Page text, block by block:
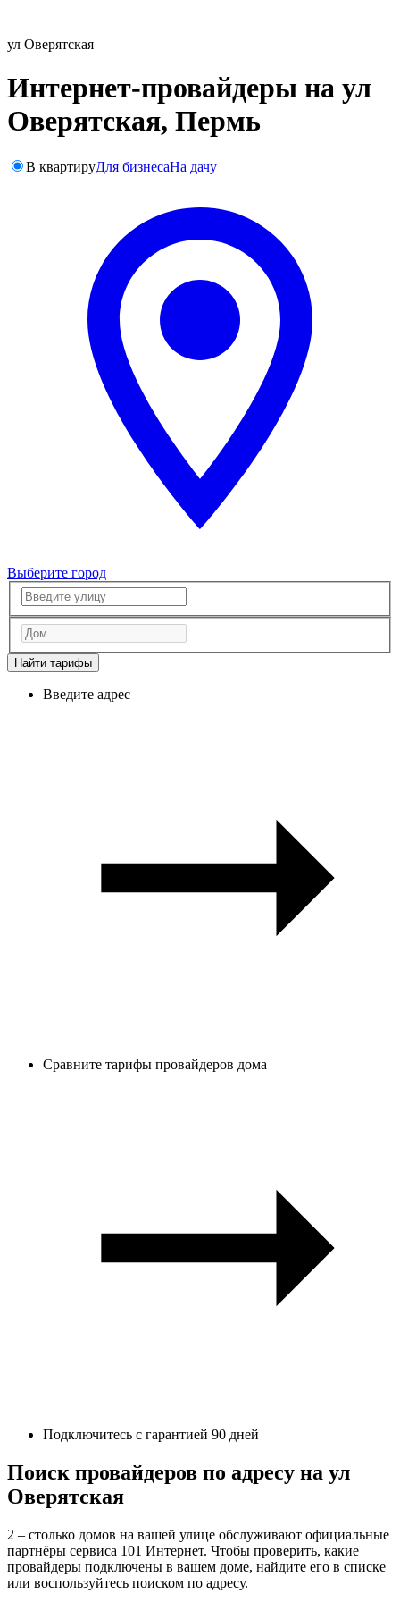
ул Оверятская
Интернет-провайдеры на ул
Оверятская, Пермь
В квартируДля бизнесаНа дачу
Выберите город
Найти тарифы
Введите адрес
Сравните тарифы провайдеров дома
Подключитесь с гарантией 90 дней
Поиск провайдеров по адресу на ул
Оверятская
2 – столько домов на вашей улице обслуживают официальные
партнёры сервиса 101 Интернет. Чтобы проверить, какие
провайдеры подключены в вашем доме, найдите его в списке
или воспользуйтесь поиском по адресу.